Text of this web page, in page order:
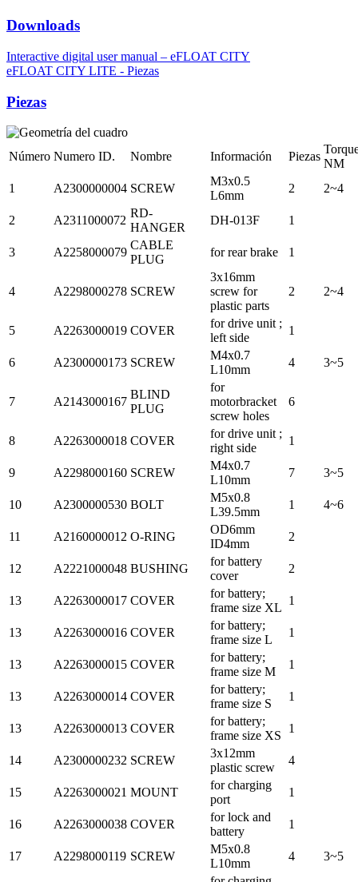
Downloads
Interactive digital user manual – eFLOAT CITY
eFLOAT CITY LITE - Piezas
Piezas
Número Numero ID. Nombre Información Piezas
NM
1
A2300000004 SCREW
M3x0.5
L6mm
2 2~4
2 A2311000072
RD-
HANGER
DH-013F 1
3 A2258000079
CABLE
PLUG
for rear brake 1
4 A2298000278 SCREW
3x16mm
screw for
plastic parts
2 2~4
5 A2263000019 COVER
for drive unit ;
left side
1
6 A2300000173 SCREW
M4x0.7
L10mm
4 3~5
7 A2143000167
BLIND
PLUG
for
motorbracket
screw holes
6
8 A2263000018 COVER
for drive unit ;
right side
1
9 A2298000160 SCREW
M4x0.7
L10mm
7 3~5
10 A2300000530 BOLT
M5x0.8
L39.5mm
1 4~6
11 A2160000012 O-RING
OD6mm
ID4mm
2
12 A2221000048 BUSHING
for battery
cover
2
13 A2263000017 COVER
for battery;
frame size XL
1
13 A2263000016 COVER
for battery;
frame size L
1
13 A2263000015 COVER
for battery;
frame size M
1
13 A2263000014 COVER
for battery;
frame size S
1
13 A2263000013 COVER
for battery;
frame size XS
1
14 A2300000232 SCREW
3x12mm
plastic screw
4
15 A2263000021 MOUNT
for charging
port
1
16 A2263000038 COVER
for lock and
battery
1
17 A2298000119 SCREW
M5x0.8
L10mm
4 3~5